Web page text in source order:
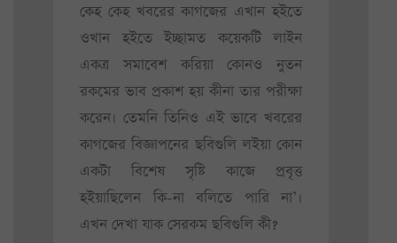
কেহ কেহ খবরের কাগজের এখান হইতে
ওখান হইতে ইচ্ছামত কয়েকটি লাইন
একত্র সমাবেশ করিয়া কোনও নুতন
রকমের ভাব প্রকাশ হয় কীনা তার পরীক্ষা
করেন। তেমনি তিনিও এই ভাবে খবরের
কাগজের বিজ্ঞাপনের ছবিগুলি লইয়া কোন
একটা বিশেষ সৃষ্টি কাজে প্রবৃত্ত
হইয়াছিলেন কি-না বলিতে পারি না’।
এখন দেখা যাক সেরকম ছবিগুলি কী?